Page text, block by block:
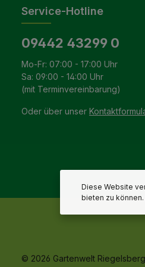
Service-Hotline
09442 43299 0
Mo-Fr: 07:00 - 17:00 Uhr
Sa: 09:00 - 14:00 Uhr
(mit Terminvereinbarung)
Oder über unser
© 2026 Gartenwelt
Diese Website
bieten zu können.